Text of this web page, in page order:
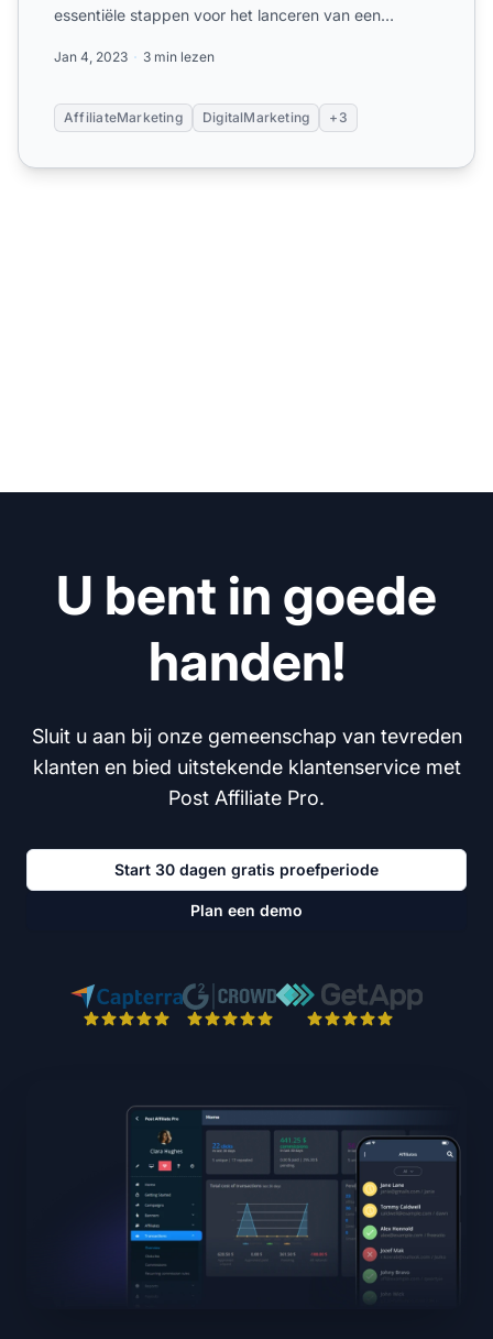
essentiële stappen voor het lanceren van een
Jan 4, 2023 3 min lezen
AffiliateMarketing DigitalMarketing +3
U bent in goede
handen!
Sluit u aan bij onze gemeenschap van tevreden
klanten en bied uitstekende klantenservice met
Post Affiliate Pro.
Start 30 dagen gratis proefperiode
Plan een demo